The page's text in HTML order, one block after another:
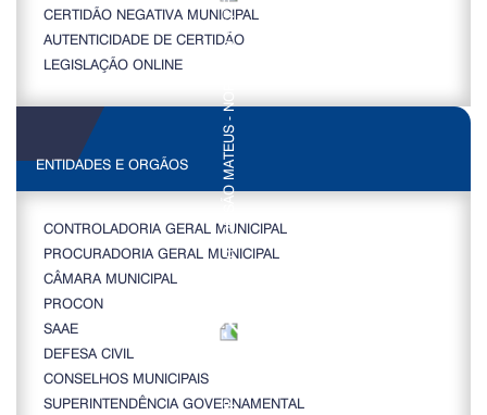
CERTIDÃO NEGATIVA MUNICIPAL
AUTENTICIDADE DE CERTIDÃO
LEGISLAÇÃO ONLINE
ENTIDADES E ORGÃOS
CONTROLADORIA GERAL MUNICIPAL
PROCURADORIA GERAL MUNICIPAL
CÂMARA MUNICIPAL
PROCON
SAAE
DEFESA CIVIL
CONSELHOS MUNICIPAIS
SUPERINTENDÊNCIA GOVERNAMENTAL